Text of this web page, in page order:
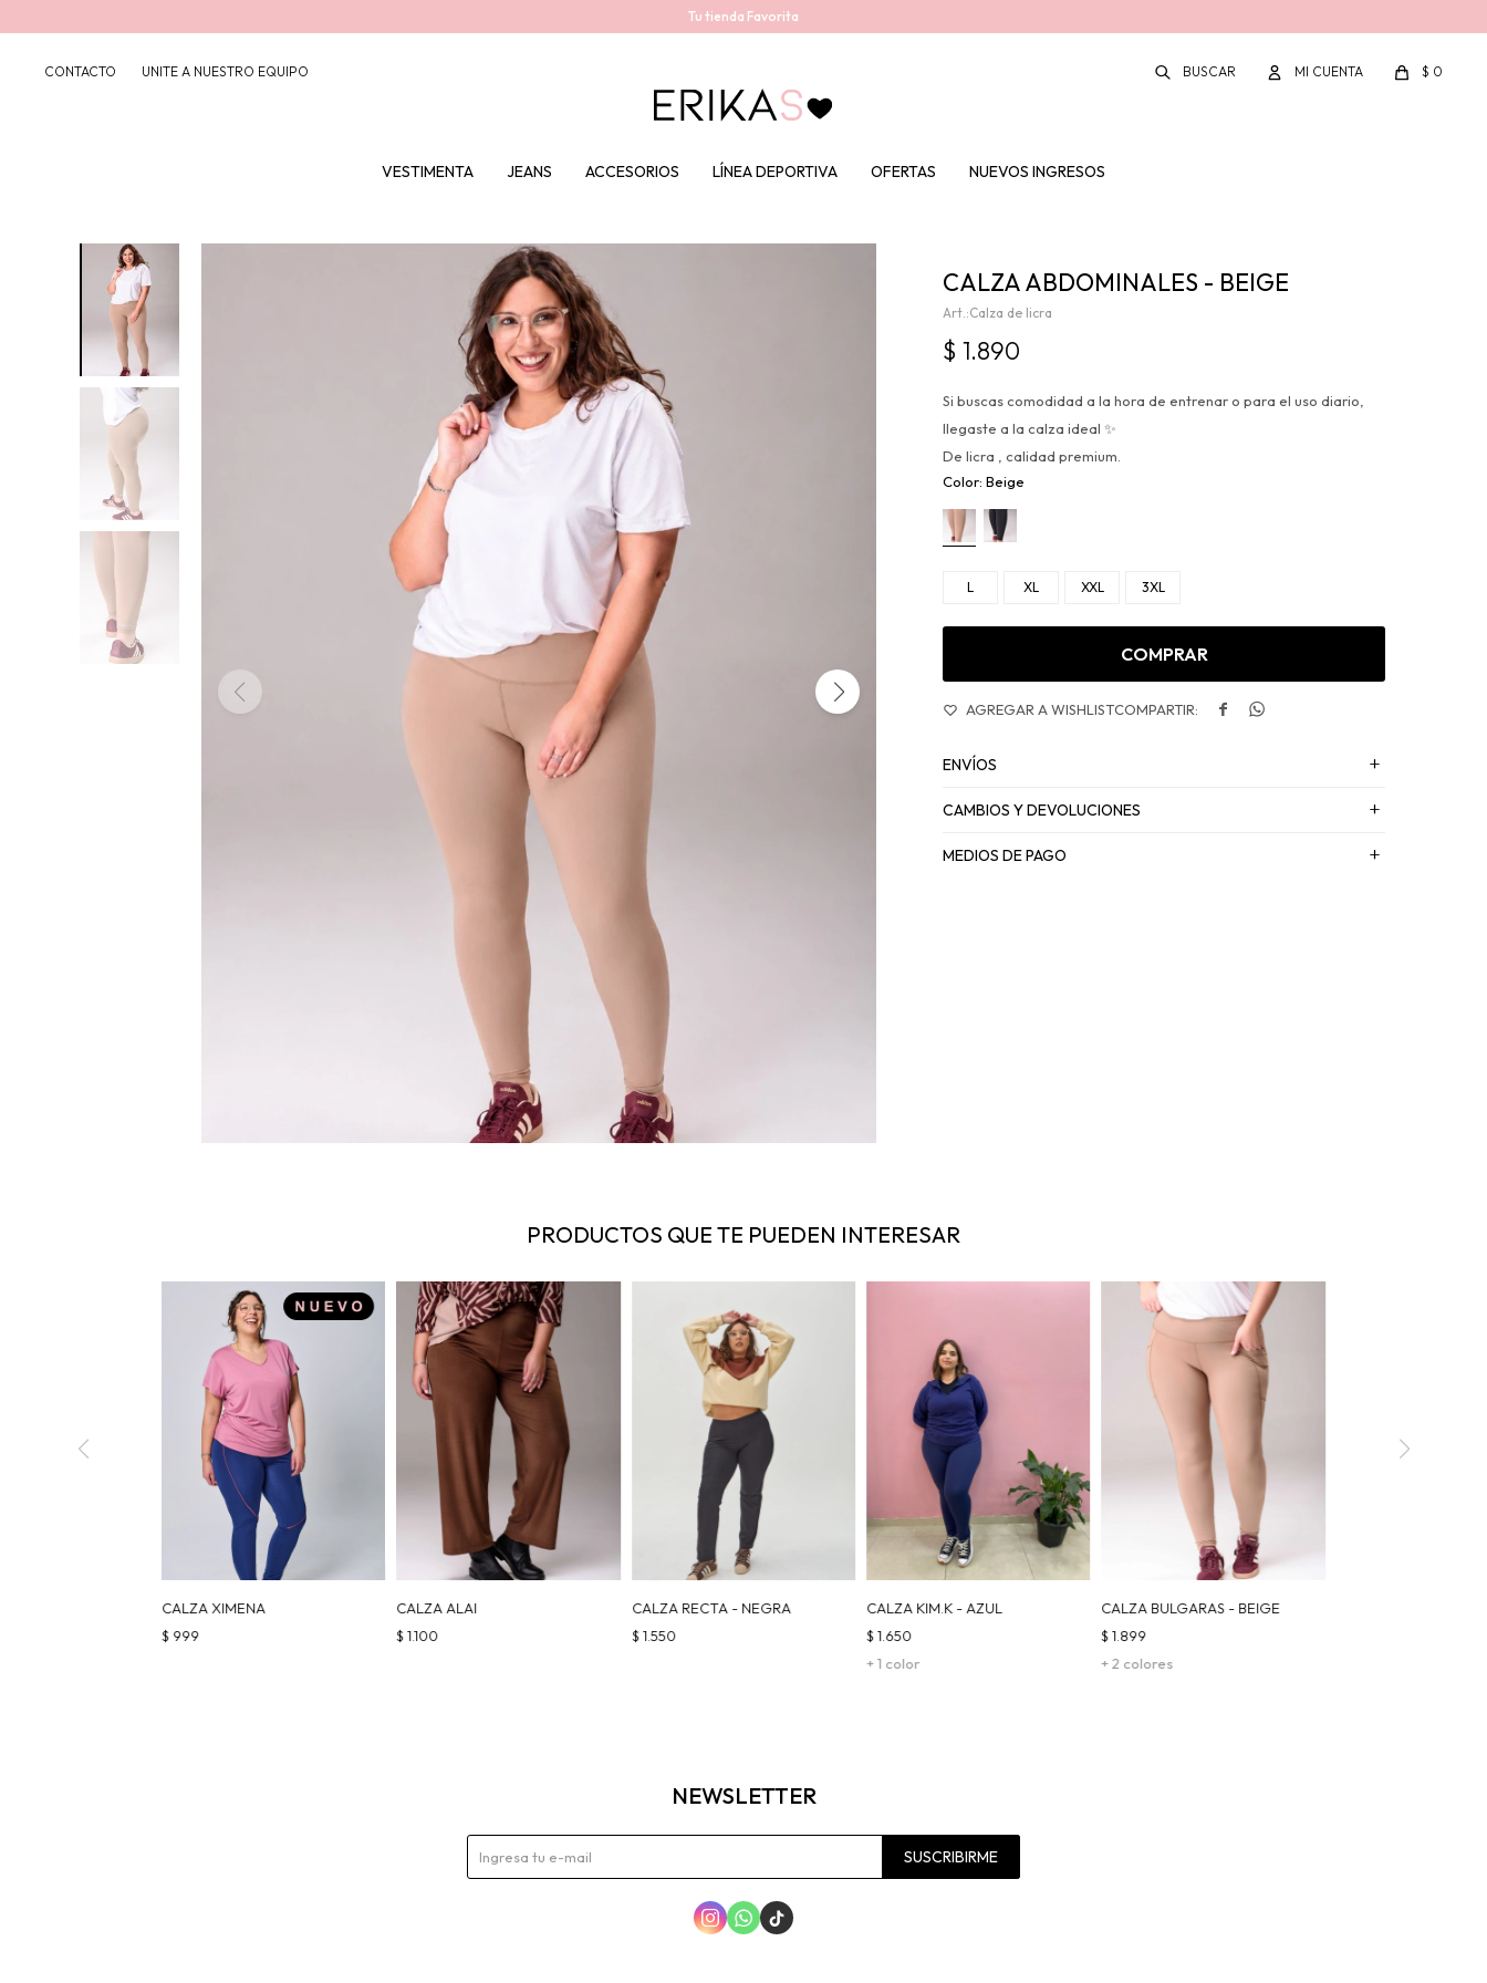
Tu tienda Favorita
VESTIMENTA JEANS ACCESORIOS LÍNEA DEPORTIVA OFERTAS NUEVOS INGRESOS
$ 0
CONTACTO UNITE A NUESTRO EQUIPO
CALZA ABDOMINALES - BEIGE
Calza de licra
$ 1.890
Si buscas comodidad a la hora de entrenar o para el uso diario,
llegaste a la calza ideal ✨
De licra , calidad premium.
Beige
L XL XXL 3XL
COMPRAR
 
ENVÍOS
CAMBIOS Y DEVOLUCIONES
MEDIOS DE PAGO
PRODUCTOS QUE TE PUEDEN INTERESAR
CALZA XIMENA
$ 999
CALZA ALAI
$ 1.100
CALZA RECTA - NEGRA
$1.550
CALZA KIM.K - AZUL
+ 1 color
$1.650
CALZA BULGARAS - BEIGE
+ 2 colores
$ 1.899
NEWSLETTER
SUSCRIBIRME
  